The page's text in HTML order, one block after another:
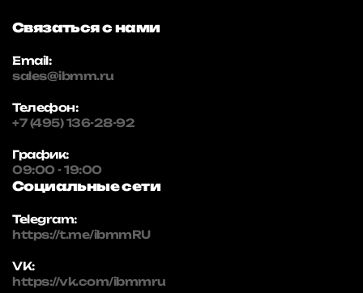
Связаться с нами
Email:
sales@ibmm.ru
Телефон:
+7 (495) 136-28-92
График:
09:00 - 19:00
Социальные сети
Telegram:
https://t.me/ibmmRU
VK:
https://vk.com/ibmmru